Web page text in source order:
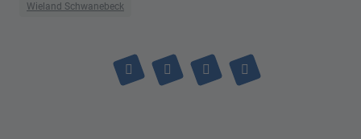
Wieland Schwanebeck